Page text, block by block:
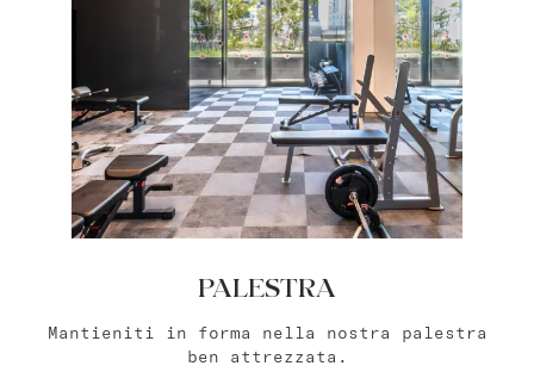
PALESTRA
Mantieniti in forma nella nostra palestra
ben attrezzata.